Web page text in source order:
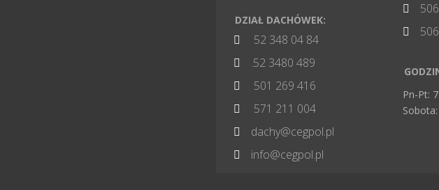
DZIAŁ DACHÓWEK:
 52 348 04 84
 .52 3480 489
 501 269 416
 571 211 004
 dachy@cegpol.pl
 info@cegpol.pl


Pn-Pt: